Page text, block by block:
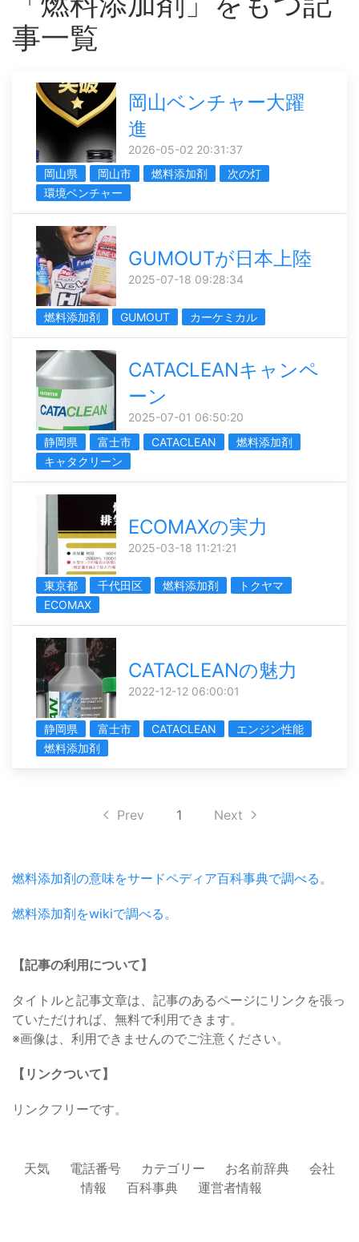
事一覧
岡山ベンチャー大躍
進
2026-05-02 20:31:37
岡山県
岡山市 燃料添加剤
次の灯
環境ベンチャー
GUMOUTが日本上陸
2025-07-18 09:28:34
燃料添加剤 GUMOUT カーケミカル
CATACLEANキャンペ
ーン
2025-07-01 06:50:20
静岡県
富士市 CATACLEAN
燃料添加剤
キャタクリーン
ECOMAXの実力
2025-03-18 11:21:21
東京都 千代田区 燃料添加剤
トクヤマ
ECOMAX
CATACLEANの魅力
2022-12-12 06:00:01
静岡県 富士市 CATACLEAN
エンジン性能
燃料添加剤
Prev 1 Next
燃料添加剤の意味をサードペディア百科事典で調べる。
燃料添加剤をwikiで調べる。
【記事の利用について】
タイトルと記事文章は、記事のあるページにリンクを張っ
ていただければ、無料で利用できます。
※画像は、利用できませんのでご注意ください。
【リンクついて】
リンクフリーです。
天気 電話番号 カテゴリー お名前辞典
会社
情報
百科事典 運営者情報